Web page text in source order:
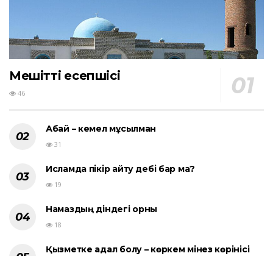
Мешіттің есепшісі
46
Абай – кемел мұсылман
31
Исламда пікір айту әдебі бар ма?
19
Намаздың діндегі орны
18
Қызметке адал болу – көркем мінез көрінісі